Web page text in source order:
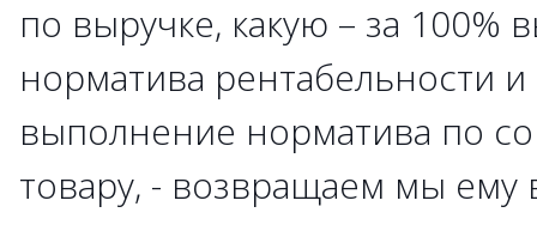
по выручке, какую – за 100%
норматива рентабельности и
выполнение норматива по
товару, - возвращаем мы ему